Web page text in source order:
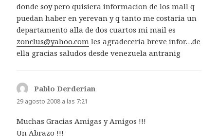
donde soy pero quisiera informacion de los mall q
puedan haber en yerevan y q tanto me costaria un
departamento alla de dos cuartos mi mail es
zonclus@yahoo.com les agradeceria breve infor…de
ella gracias saludos desde venezuela antranig
Pablo Derderian
29 agosto 2008 a las 7:21
Muchas Gracias Amigas y Amigos !!!
Un Abrazo !!!